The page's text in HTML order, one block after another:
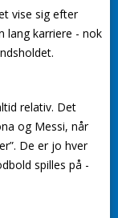
vise sig efter
lang karriere - nok
relativ. Det
og Messi, når
De er jo hver
spilles på -